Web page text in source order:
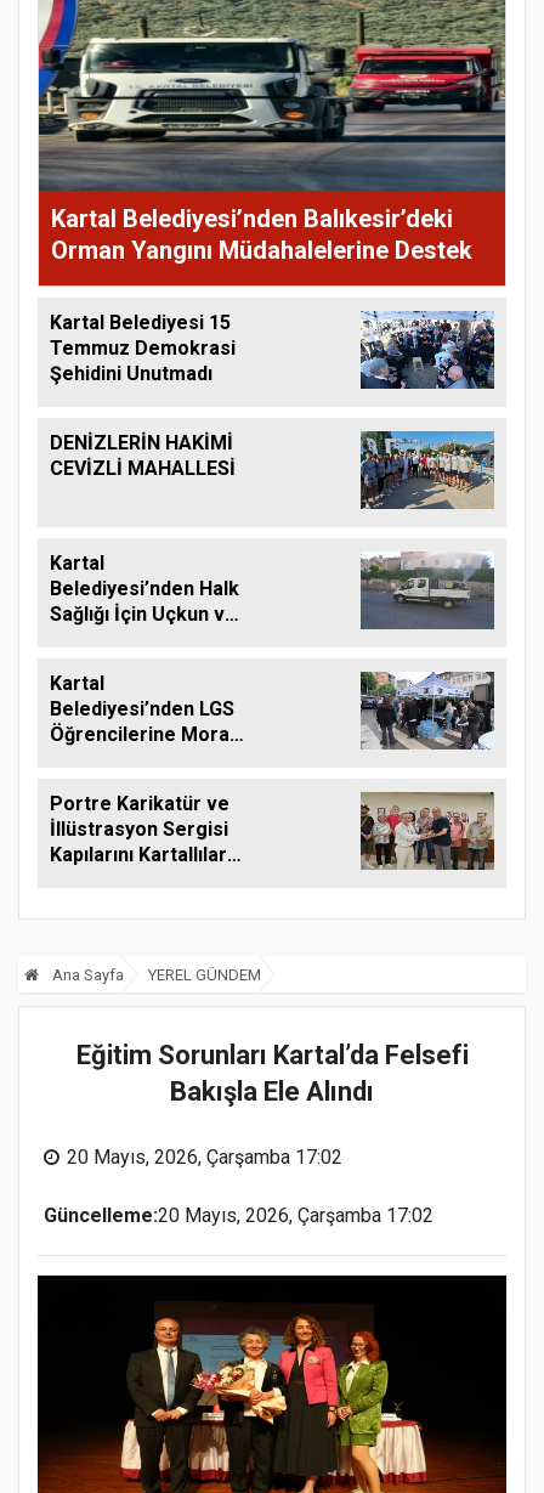
Kartal Belediyesi’nden Balıkesir’deki
Orman Yangını Müdahalelerine Destek
Kartal Belediyesi 15
Temmuz Demokrasi
Şehidini Unutmadı
DENİZLERİN HAKİMİ
CEVİZLİ MAHALLESİ
Kartal
Belediyesi’nden Halk
Sağlığı İçin Uçkun ve
Kartal
Belediyesi’nden LGS
Öğrencilerine Moral
Portre Karikatür ve
İllüstrasyon Sergisi
Kapılarını Kartallılar
Ana Sayfa YEREL GÜNDEM
Eğitim Sorunları Kartal’da Felsefi
Bakışla Ele Alındı
20 Mayıs, 2026, Çarşamba 17:02
Güncelleme:20 Mayıs, 2026, Çarşamba 17:02